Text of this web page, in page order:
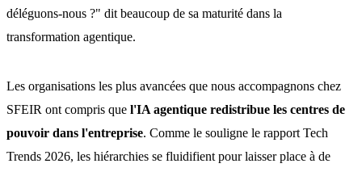
déléguons-nous ?" dit beaucoup de sa maturité dans la
transformation agentique.
Les organisations les plus avancées que nous accompagnons chez
SFEIR ont compris que l'IA agentique redistribue les centres de
pouvoir dans l'entreprise. Comme le souligne le rapport Tech
Trends 2026, les hiérarchies se fluidifient pour laisser place à de